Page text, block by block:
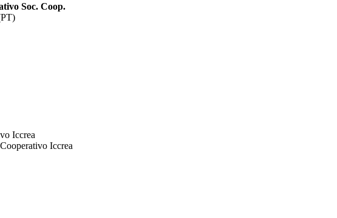
Soc. Coop.
Iccrea
Iccrea